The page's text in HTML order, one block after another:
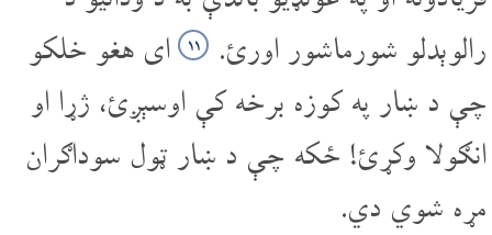
رالوېدلو شورماشور اورئ.
۱۱ ای هغو خلکو
چې د ښار په کوزه برخه کې اوسېږئ، ژړا او
انګولا وکړئ! ځکه چې د ښار ټول سوداګران
مړه شوي دي.